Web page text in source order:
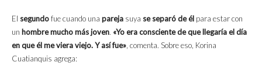
El segundofue cuando una pareja suya se separó de él para estar con
un hombre mucho más joven. «Yo era consciente de que llegaría el día
en que él me viera viejo. Y así fue», comenta. Sobre eso, Korina
Cuatianquis agrega: